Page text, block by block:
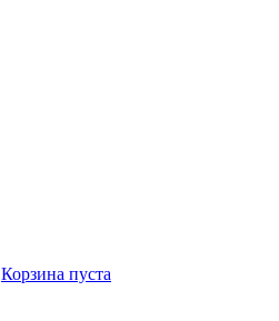
Корзина пуста